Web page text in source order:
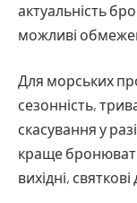
актуальність
можливі
Для морських
сезонність,
скасування у
краще
вихідні,